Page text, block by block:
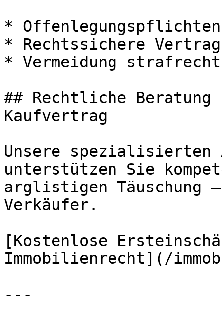
* Offenlegungspflichten
* Rechtssichere
* Vermeidung
## Rechtliche
Kaufvertrag
Unsere spezialisierten
unterstützen Sie
arglistigen Täuschung
Verkäufer.
[Kostenlose
Immobilienrecht](/
---